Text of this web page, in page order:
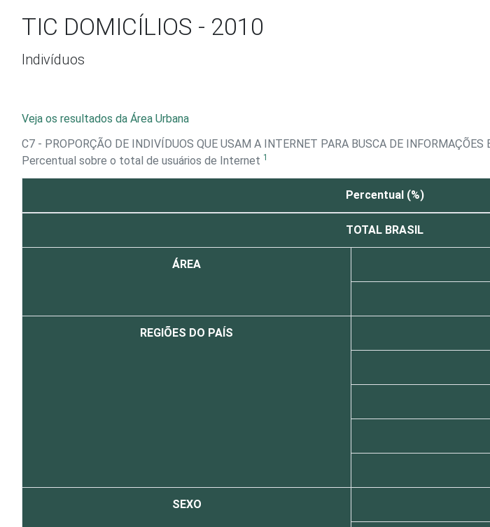
TIC DOMICÍLIOS - 2010
Indivíduos
Veja os resultados da Área Urbana
C7 - PROPORÇÃO DE INDIVÍDUOS QUE USAM A INTERNET PARA BUSCA DE INFORMAÇÕES
Percentual sobre o total de usuários de Internet 1
Percentual (%)
TOTAL BRASIL
ÁREA
REGIÕES DO PAÍS
SEXO